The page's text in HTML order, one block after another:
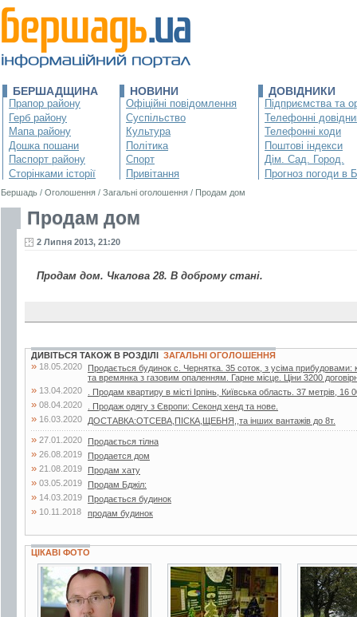
БЕРШАДЩИНА
Прапор району
Герб району
Мапа району
Дошка пошани
Паспорт району
Сторінками історії
НОВИНИ
Офіційні повідомлення
Суспільство
Культура
Політика
Спорт
Привітання
ДОВІДНИКИ
Підприємства та
Телефонні
Телефонні коди
Поштові індекси
Дім. Сад. Город.
Прогноз погоди в
Бершадь / Оголошення / Загальні оголошення / Продам дом
Продам дом
2 Липня 2013, 21:20
Продам дом. Чкалова 28. В доброму стані.
ДИВІТЬСЯ ТАКОЖ В РОЗДІЛІ ЗАГАЛЬНІ ОГОЛОШЕННЯ
» 18.05.2020
Продається будинок с. Чернятка. 35 соток, з усіма прибудовами:
та времянка з газовим опаленням. Гарне місце. Ціни 3200
» 13.04.2020 . Продам квартиру в місті Ірпінь, Київська область. 37 метрів, 16
» 08.04.2020 . Продаж одягу з Європи: Секонд хенд та нове.
» 16.03.2020 ДОСТАВКА:ОТСЕВА,ПІСКА,ЩЕБНЯ,,та інших вантажів до 8т.
» 27.01.2020 Продається тілна
» 26.08.2019 Продается дом
» 21.08.2019 Продам хату
» 03.05.2019 Продам Бджiл:
» 14.03.2019 Продається будинок
» 10.11.2018 продам будинок
ЦІКАВІ ФОТО
2 фото 2 фото 25 фото